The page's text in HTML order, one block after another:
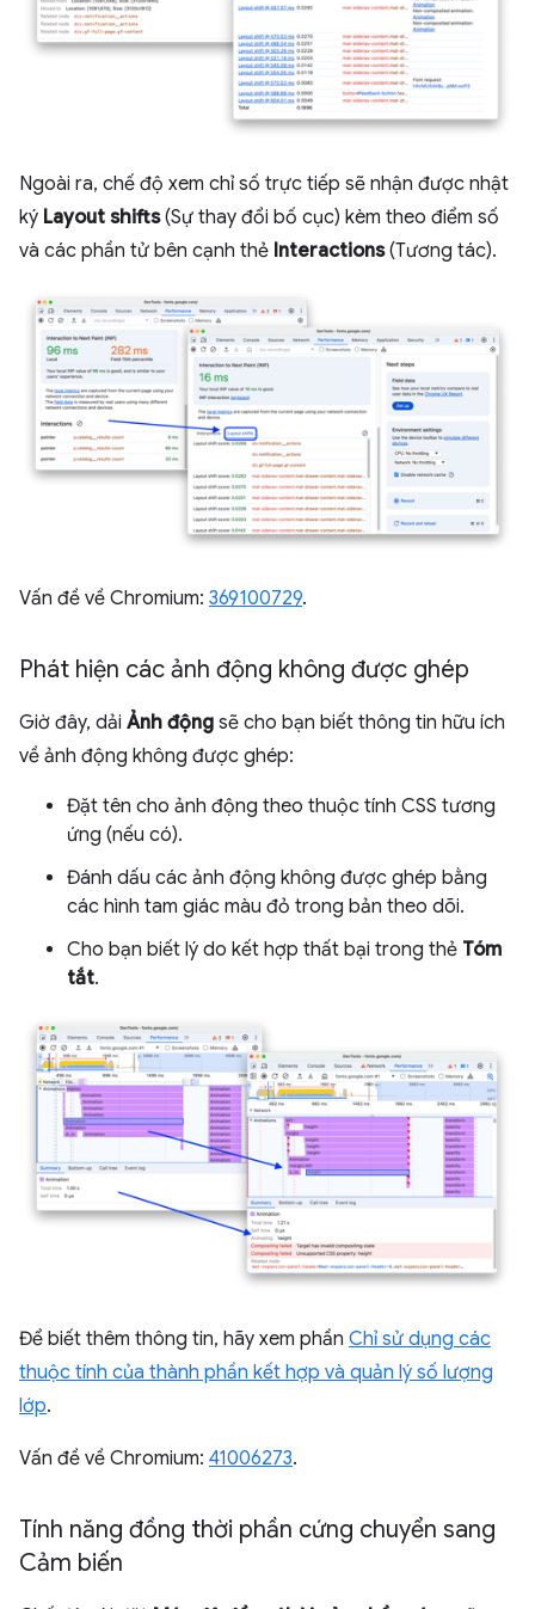
Ngoài ra, chế độ xem chỉ số trực tiếp sẽ nhận được nhật
ký Layout shifts(Sự thay đổi bố cục) kèm theo điểm số
và các phần tử bên cạnh thẻ Interactions(Tương tác).
Vấn đề về Chromium: 369100729.
Phát hiện các ảnh động không được ghép
Giờ đây, dải Ảnh động sẽ cho bạn biết thông tin hữu ích
về ảnh động không được ghép:
Đặt tên cho ảnh động theo thuộc tính CSS tương
ứng (nếu có).
Đánh dấu các ảnh động không được ghép bằng
các hình tam giác màu đỏ trong bản theo dõi.
Cho bạn biết lý do kết hợp thất bại trong thẻ Tóm
tắt.
Để biết thêm thông tin, hãy xem phần Chỉ sử dụng các
thuộc tính của thành phần kết hợp và quản lý số lượng
lớp.
Vấn đề về Chromium: 41006273.
Tính năng đồng thời phần cứng chuyển sang
Cảm biến